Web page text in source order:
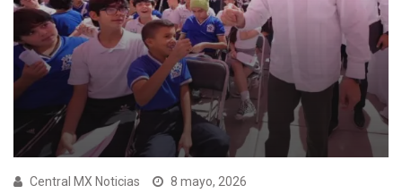
Central MX Noticias 8 mayo, 2026